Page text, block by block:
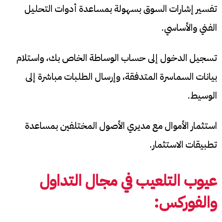
تفسير إشارات السوق بسهولة بمساعدة أدوات التحليل
الفني والأساسي.
تسجيل الدخول إلى حساب الوساطة الخاص بك، واستلام
بيانات السماسرة المتدفقة، وإرسال الطلبات مباشرة إلى
الوسيط.
استثمار الأموال مع مديري الأصول المختلفين بمساعدة
تطبيقات الاستثمار.
عيوب التلعيب في مجال التداول
والفوركس: